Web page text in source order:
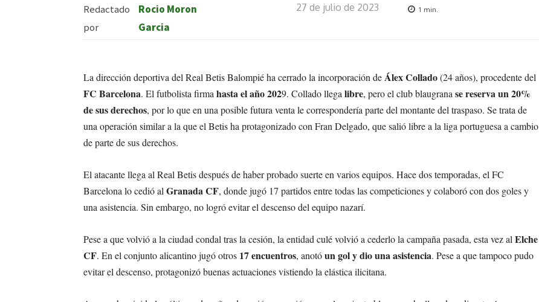
Redactado
por
Rocio Moron
Garcia
27 de julio de 2023 1 min.
La dirección deportiva del Real Betis Balompié ha cerrado la incorporación deÁlex Collado(24 años), procedente del
FC Barcelona. El futbolista firmahasta el año 2029. Collado llegalibre, pero el club blaugranase reserva un 20%
de sus derechos, por lo que en una posible futura venta le correspondería parte del montante del traspaso. Se trata de
una operación similar a la que el Betis ha protagonizado con Fran Delgado, que salió libre a la liga portuguesa a cambio
de parte de sus derechos.
El atacante llega al Real Betis después de haber probado suerte en varios equipos. Hace dos temporadas, el FC
Barcelona lo cedió alGranada CF, donde jugó 17 partidos entre todas las competiciones y colaboró con dos goles y
una asistencia. Sin embargo, no logró evitar el descenso del equipo nazarí.
Pese a que volvió a la ciudad condal tras la cesión, la entidad culé volvió a cederlo la campaña pasada, esta vez alElche
CF. En el conjunto alicantino jugó otros 17 encuentros, anotóun gol y dio una asistencia. Pese a que tampoco pudo
evitar el descenso, protagonizó buenas actuaciones vistiendo la elástica ilicitana.